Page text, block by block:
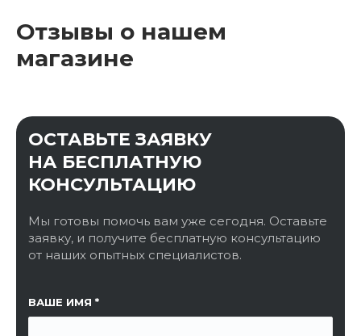
Отзывы о нашем
магазине
ОСТАВЬТЕ ЗАЯВКУ
НА БЕСПЛАТНУЮ
КОНСУЛЬТАЦИЮ
Мы готовы помочь вам уже сегодня. Оставьте
заявку, и получите бесплатную консультацию
от наших опытных специалистов.
ВАШЕ ИМЯ
ССЫЛКА НА СТРАНИЦУ